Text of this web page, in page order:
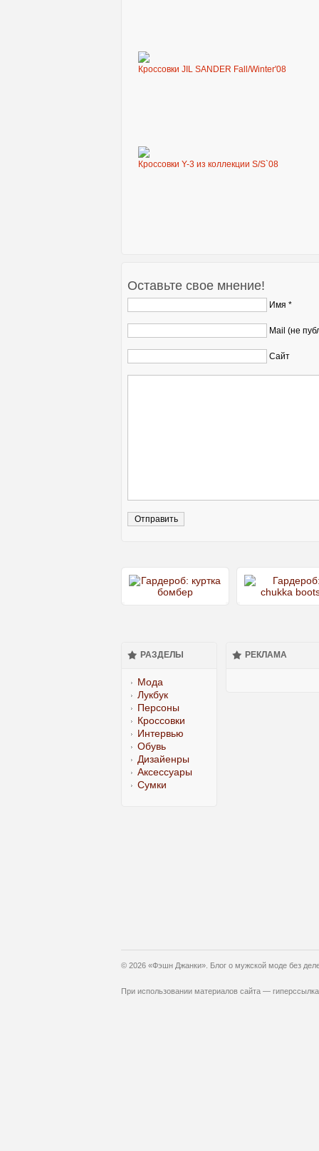
Кроссовки JIL SANDER Fall/Winter'08
Кроссовки Y-3 из коллекции S/S`08
Оставьте свое мнение!
Имя *
Mail (не
Сайт
РАЗДЕЛЫ
Мода
Лукбук
Персоны
Кроссовки
Интервью
Обувь
Дизайенры
Аксессуары
Сумки
РЕКЛАМА
© 2026 «Фэшн Джанки». Блог о мужской моде без
При использовании материалов сайта —